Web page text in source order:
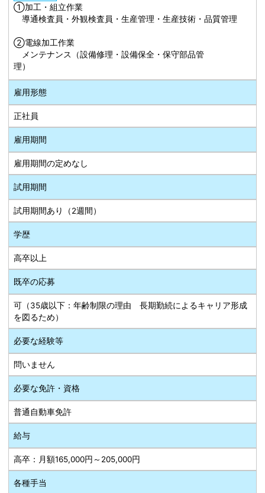
①加工・組立作業
導通検査員・外観検査員・生産管理・生産技術・品質管理
②電線加工作業
メンテナンス（設備修理・設備保全・保守部品管
理）
雇用形態
正社員
雇用期間
雇用期間の定めなし
試用期間
試用期間あり（2週間）
学歴
高卒以上
既卒の応募
可（35歳以下：年齢制限の理由 長期勤続によるキャリア形成
を図るため）
必要な経験等
問いません
必要な免許・資格
普通自動車免許
給与
高卒：月額165,000円～205,000円
各種手当